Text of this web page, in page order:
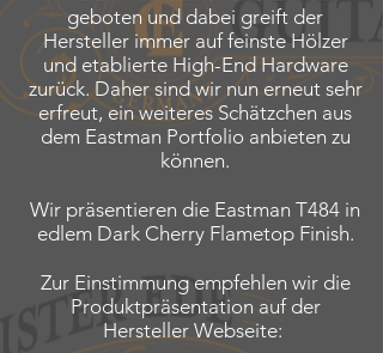
geboten und dabei greift der
Hersteller immer auf feinste Hölzer
und etablierte High-End Hardware
zurück. Daher sind wir nun erneut sehr
erfreut, ein weiteres Schätzchen aus
dem Eastman Portfolio anbieten zu
können.
Wir präsentieren die Eastman T484 in
edlem Dark Cherry Flametop Finish.
Zur Einstimmung empfehlen wir die
Produktpräsentation auf der
Hersteller Webseite: